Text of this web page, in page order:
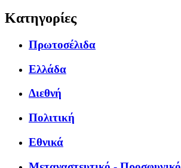
Κατηγορίες
Πρωτοσέλιδα
Ελλάδα
Διεθνή
Πολιτική
Εθνικά